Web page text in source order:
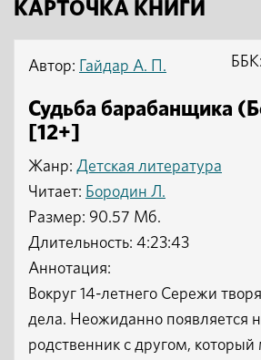
КАРТОЧКА КНИГИ
Автор: Гайдар А. П.
Судьба барабанщика
[12+]
Жанр: Детская литература
Читает: Бородин Л.
Размер: 90.57 Мб.
Длительность: 4:23:43
Аннотация:
Вокруг 14-летнего Сережи
дела. Неожиданно появляется
родственник с другом, который